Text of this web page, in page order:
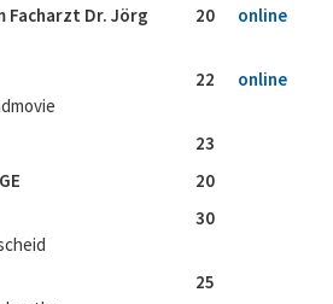
Facharzt Dr. Jörg
20 online
22 online
23
20
30
25